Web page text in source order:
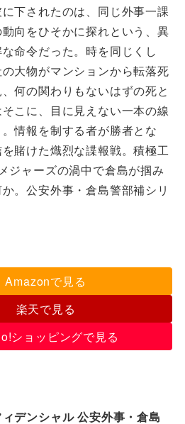
下されたのは、同じ外事一課
向をひそかに探れという、異
命令だった。時を同じくし
大物がマンションから転落死
何の関わりもないはずの死と
こに、目に見えない一本の線
情報を制する者が勝者とな
賭けた熾烈な諜報戦。積極工
ジャーズの渦中で倉島が掴み
。公安外事・倉島警部補シリ
Amazonで見る
楽天で見る
ショッピングで見る
デンシャル 公安外事・倉島